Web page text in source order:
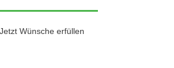
Jetzt Wünsche erfüllen